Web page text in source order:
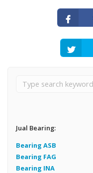
Jual Bearing:
Bearing ASB
Bearing FAG
Bearing INA